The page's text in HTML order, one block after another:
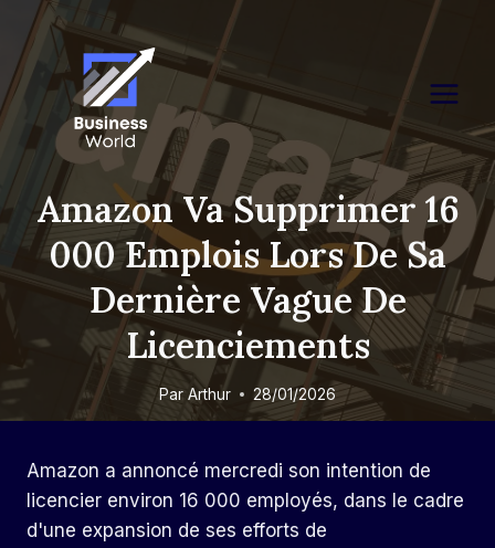
Skip
content
Amazon Va Supprimer 16
000 Emplois Lors De Sa
Dernière Vague De
Licenciements
Par Arthur 28/01/2026
Amazon a annoncé mercredi son intention de
licencier environ 16 000 employés, dans le cadre
d'une expansion de ses efforts de